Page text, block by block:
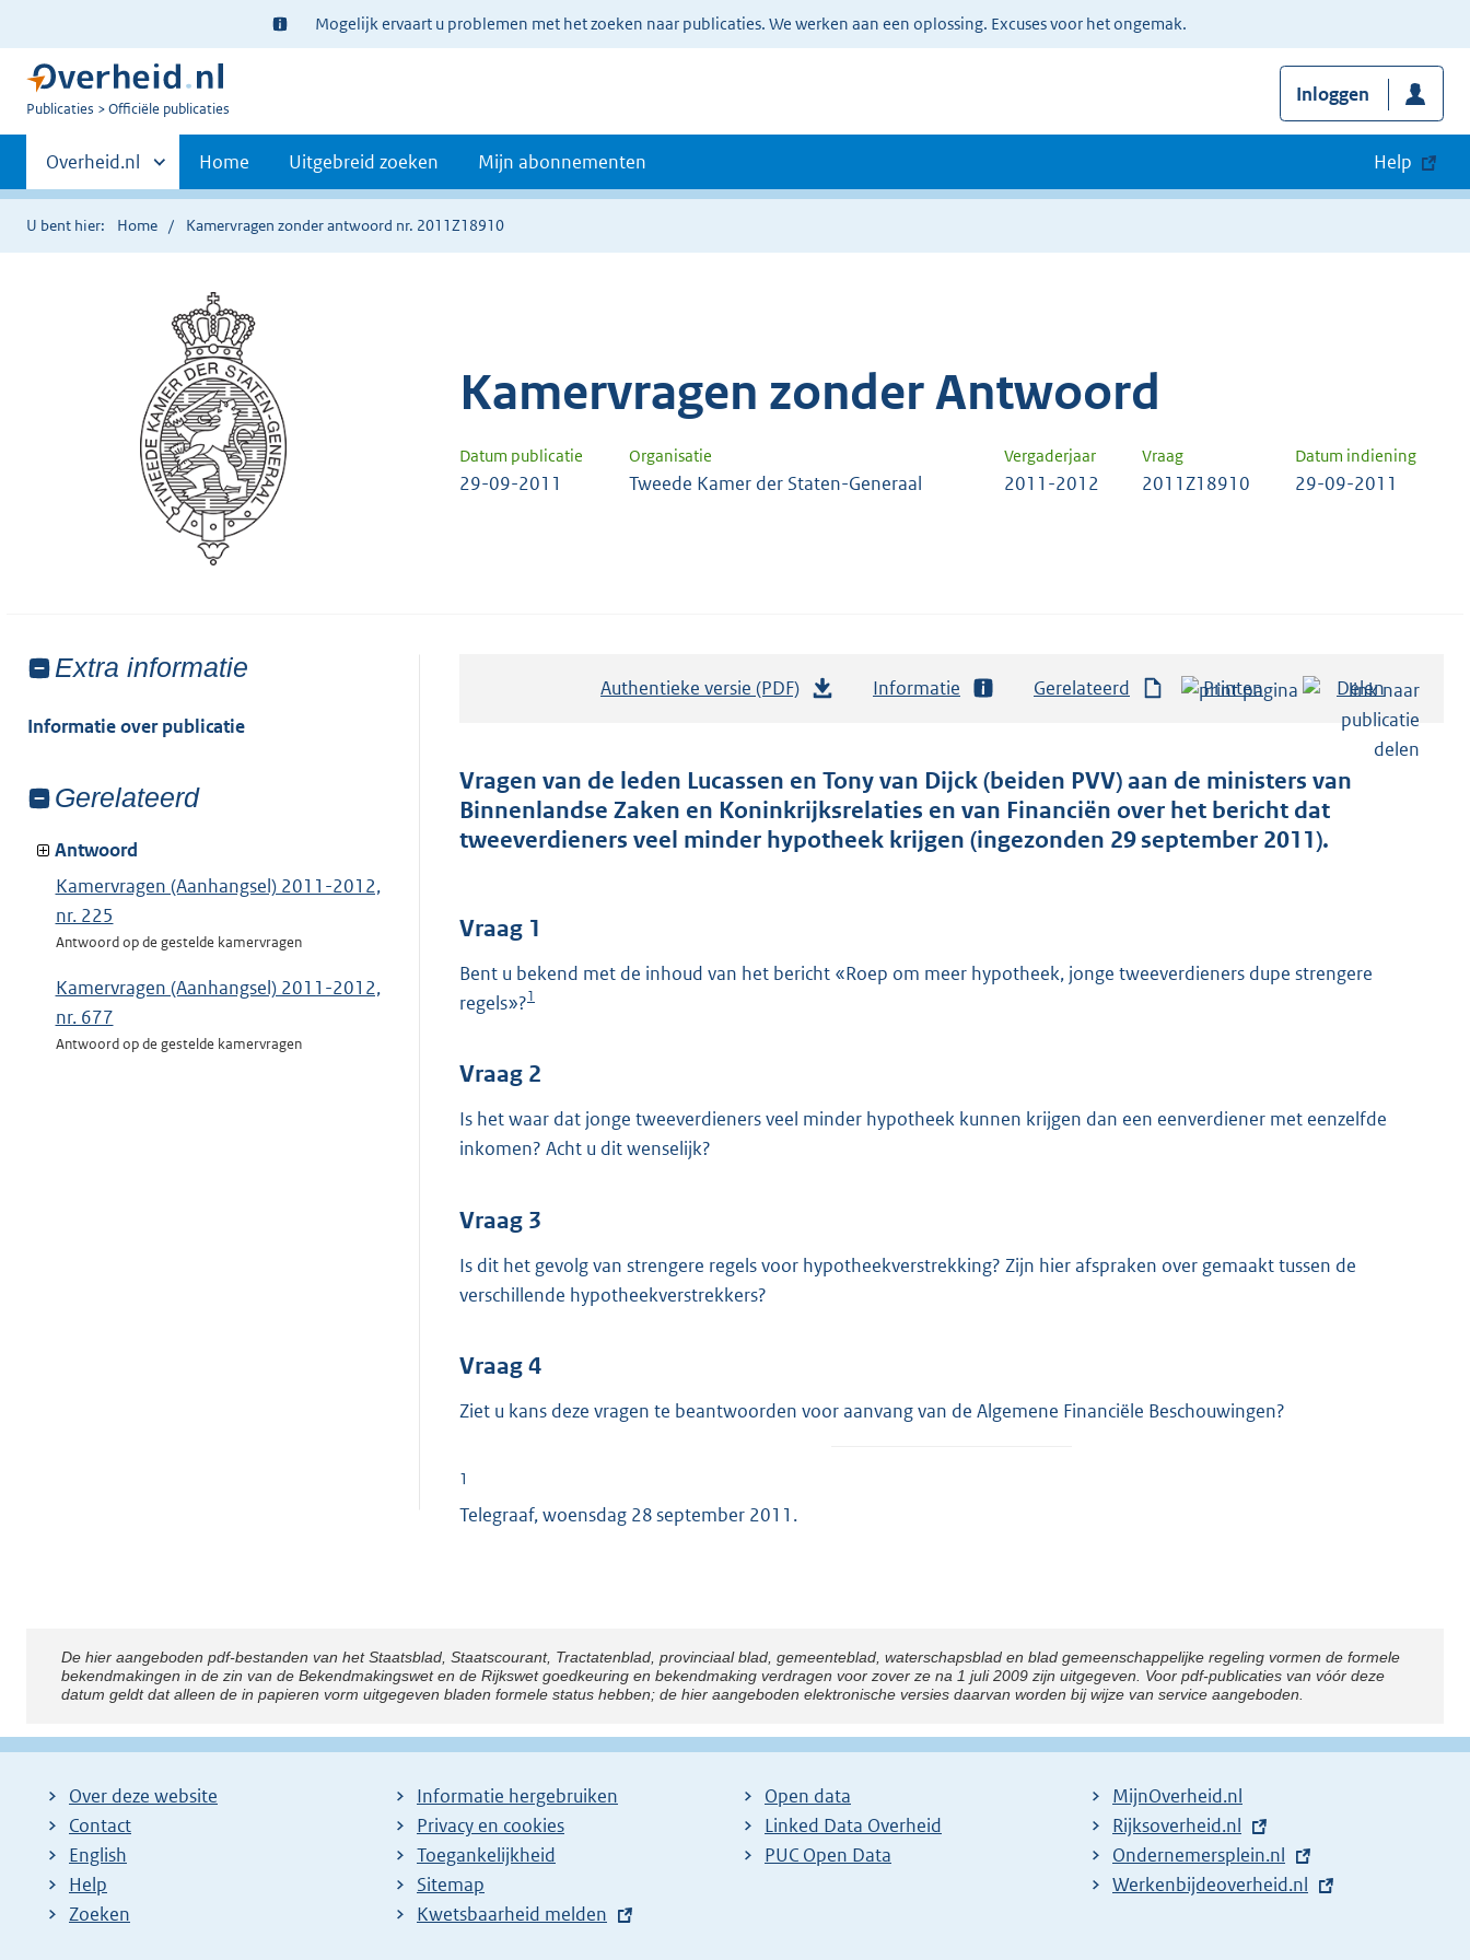
Ter
informatie:
Mogelijk ervaart u problemen met het zoeken naar publicaties. We werken aan een oplossing. Excuses voor het ongemak.
U
Publicaties Officiële publicaties
Inloggen
Primaire
navigatie
Andere
sites
binnen
Overheid.nl Home Uitgebreid zoeken Mijn abonnementen Help
U bent hier: Home Kamervragen zonder antwoord nr. 2011Z18910
Kamervragen zonder Antwoord
Datum publicatie Organisatie Vergaderjaar Vraag Datum indiening
29-09-2011 Tweede Kamer der Staten-Generaal 2011-2012 2011Z18910 29-09-2011
Toon
van:
Extra informatie
Informatie over publicatie
Toon
van:
Gerelateerd
Antwoord
Kamervragen (Aanhangsel) 2011-2012,
nr. 225
Antwoord op de gestelde kamervragen
Kamervragen (Aanhangsel) 2011-2012,
nr. 677
Antwoord op de gestelde kamervragen
Authentieke versie (PDF)
t
a
n
o
Informatie Gerelateerd Printen Delen
Vragen van de leden Lucassen en Tony van Dijck (beiden PVV) aan de ministers van
Binnenlandse Zaken en Koninkrijksrelaties en van Financiën over het bericht dat
tweeverdieners veel minder hypotheek krijgen (ingezonden 29 september 2011).
Vraag 1
Bent u bekend met de inhoud van het bericht «Roep om meer hypotheek, jonge tweeverdieners dupe strengere
regels»?1
Vraag 2
Is het waar dat jonge tweeverdieners veel minder hypotheek kunnen krijgen dan een eenverdiener met eenzelfde
inkomen? Acht u dit wenselijk?
Vraag 3
Is dit het gevolg van strengere regels voor hypotheekverstrekking? Zijn hier afspraken over gemaakt tussen de
verschillende hypotheekverstrekkers?
Vraag 4
Ziet u kans deze vragen te beantwoorden voor aanvang van de Algemene Financiële Beschouwingen?
1
Telegraaf, woensdag 28 september 2011.
Disclaimer
De hier aangeboden pdf-bestanden van het Staatsblad, Staatscourant, Tractatenblad, provinciaal blad, gemeenteblad, waterschapsblad en blad gemeenschappelijke regeling vormen de formele
bekendmakingen in de zin van de Bekendmakingswet en de Rijkswet goedkeuring en bekendmaking verdragen voor zover ze na 1 juli 2009 zijn uitgegeven. Voor pdf-publicaties van vóór deze
datum geldt dat alleen de in papieren vorm uitgegeven bladen formele status hebben; de hier aangeboden elektronische versies daarvan worden bij wijze van service aangeboden.
Over deze website
Contact
English
Help
Zoeken
Informatie hergebruiken
Privacy en cookies
Toegankelijkheid
Sitemap
E
Kwetsbaarheid melden
Open data
Linked Data Overheid
PUC Open Data
MijnOverheid.nl
E
x
t
Rijksoverheid.nl
E
x
Ondernemersplein.nl
E
Werkenbijdeoverheid.nl